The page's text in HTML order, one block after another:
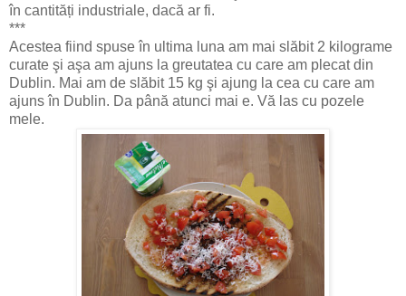
în cantități industriale, dacă ar fi.
***
Acestea fiind spuse în ultima luna am mai slăbit 2 kilograme
curate şi aşa am ajuns la greutatea cu care am plecat din
Dublin. Mai am de slăbit 15 kg şi ajung la cea cu care am
ajuns în Dublin. Da până atunci mai e. Vă las cu pozele
mele.